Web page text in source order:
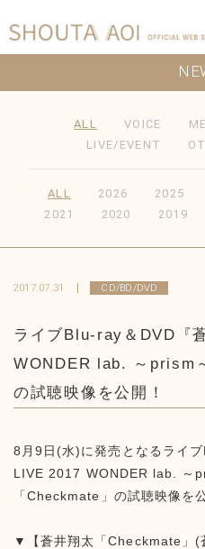
ALL VOICE
LIVE/EVENT
ALL 2026 2025
2021
2020 2019
2017.07.31 CD/BD/DVD
ライブBlu-ray＆DVD『
WONDER lab. ～prism
の試聴映像を公開！
8月9日(水)に発売となるライ
LIVE 2017 WONDER lab. ～
「Checkmate」の試聴映像を
▼【蒼井翔太「Checkmate」(